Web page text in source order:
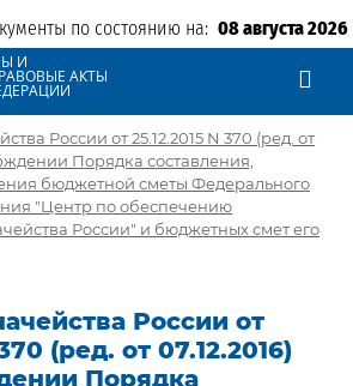
по состоянию на: 08 августа 2026
И
АКТЫ
России от 25.12.2015 N 370 (ред. от
Порядка составления,
бюджетной сметы Федерального
"Центр по обеспечению
России" и бюджетных смет его
России от
(ред. от 07.12.2016)
Порядка